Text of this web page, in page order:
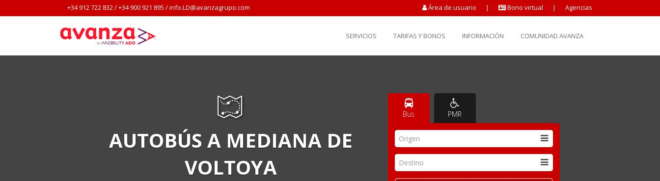
+34 912 722 832/+34 900 921 895 /info.LD@avanzagrupo.com Área de usuario | Bono virtual | Agencias
SERVICIOS TARIFAS Y BONOS INFORMACIÓN COMUNIDAD AVANZA
AUTOBÚS A MEDIANA DE
VOLTOYA
Bus PMR
Origen
Destino